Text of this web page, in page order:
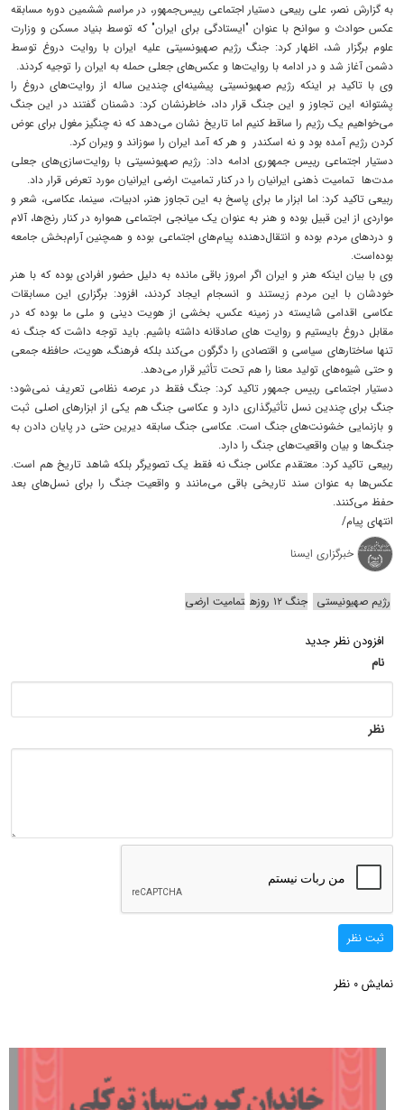
به گزارش نصر، علی ربیعی دستیار اجتماعی رییس‌جمهور، در مراسم ششمین دوره مسابقه
عکس حوادث و سوانح با عنوان "ایستادگی برای ایران" که توسط بنیاد مسکن و وزارت
علوم برگزار شد، اظهار کرد: جنگ رژیم صهیونسیتی علیه ایران با روایت دروغ توسط
دشمن آغاز شد و در ادامه با روایت‌ها و عکس‌های جعلی حمله به ایران را توجیه کردند.
وی با تاکید بر اینکه رژیم صهیونسیتی پیشینه‌ای چندین ساله از روایت‌های دروغ را
پشتوانه این تجاوز و این جنگ قرار داد، خاطرنشان کرد: دشمنان گفتند در این جنگ
می‌خواهیم یک رژیم را ساقط کنیم اما تاریخ نشان می‌دهد که نه چنگیز مغول برای عوض
کردن رژیم آمده بود و نه اسکندر و هر که آمد ایران را سوزاند و ویران کرد.
دستیار اجتماعی رییس ‌جمهوری ادامه داد: رژیم صهیونسیتی با روایت‌سازی‌های جعلی
مدت‌ها تمامیت ذهنی ایرانیان را در کنار تمامیت ارضی ایرانیان مورد تعرض قرار داد.
ربیعی تاکید کرد: اما ابزار ما برای پاسخ به این تجاوز هنر، ادبیات، سینما، عکاسی، شعر و
مواردی از این قبیل بوده و هنر به عنوان یک میانجی اجتماعی همواره در کنار رنج‌ها، آلام
و دردهای مردم بوده و انتقال‌دهنده پیام‌های اجتماعی بوده و همچنین آرام‌بخش جامعه
بوده‌است.
وی با بیان اینکه هنر و ایران اگر امروز باقی مانده به دلیل حضور افرادی بوده که با هنر
خودشان با این مردم زیستند و انسجام ایجاد کردند، افزود: برگزاری این مسابقات
عکاسی اقدامی شایسته در زمینه عکس، بخشی از هویت دینی و ملی ما بوده که در
مقابل دروغ بایستیم و روایت های صادقانه داشته باشیم. باید توجه داشت که جنگ نه
تنها ساختارهای سیاسی و اقتصادی را دگرگون می‌کند بلکه فرهنگ، هویت، حافظه جمعی
و حتی شیوه‌های تولید معنا را هم تحت تأثیر قرار می‌دهد.
دستیار اجتماعی رییس جمهور تاکید کرد: جنگ فقط در عرصه نظامی تعریف نمی‌شود؛
جنگ برای چندین نسل تأثیرگذاری دارد و عکاسی جنگ هم یکی از ابزارهای اصلی ثبت
و بازنمایی خشونت‌های جنگ است. عکاسی جنگ سابقه دیرین حتی در پایان دادن به
جنگ‌ها و ‌بیان واقعیت‌های جنگ را دارد.
ربیعی تاکید کرد: معتقدم عکاس جنگ نه فقط یک تصویرگر بلکه شاهد تاریخ هم است.
عکس‌ها به عنوان سند تاریخی باقی می‌مانند و واقعیت جنگ را برای نسل‌های بعد
حفظ می‌کنند.
انتهای پیام/
خبرگزاری ایسنا
رژیم صهیونیستی جنگ ۱۲ روزه تمامیت ارضی
افزودن نظر جدید
نام
نظر
ثبت نظر
نمایش 0 نظر